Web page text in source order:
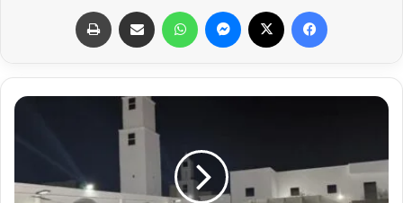
فيسبوك ماسنجر واتساب مشاركة عبر البريد